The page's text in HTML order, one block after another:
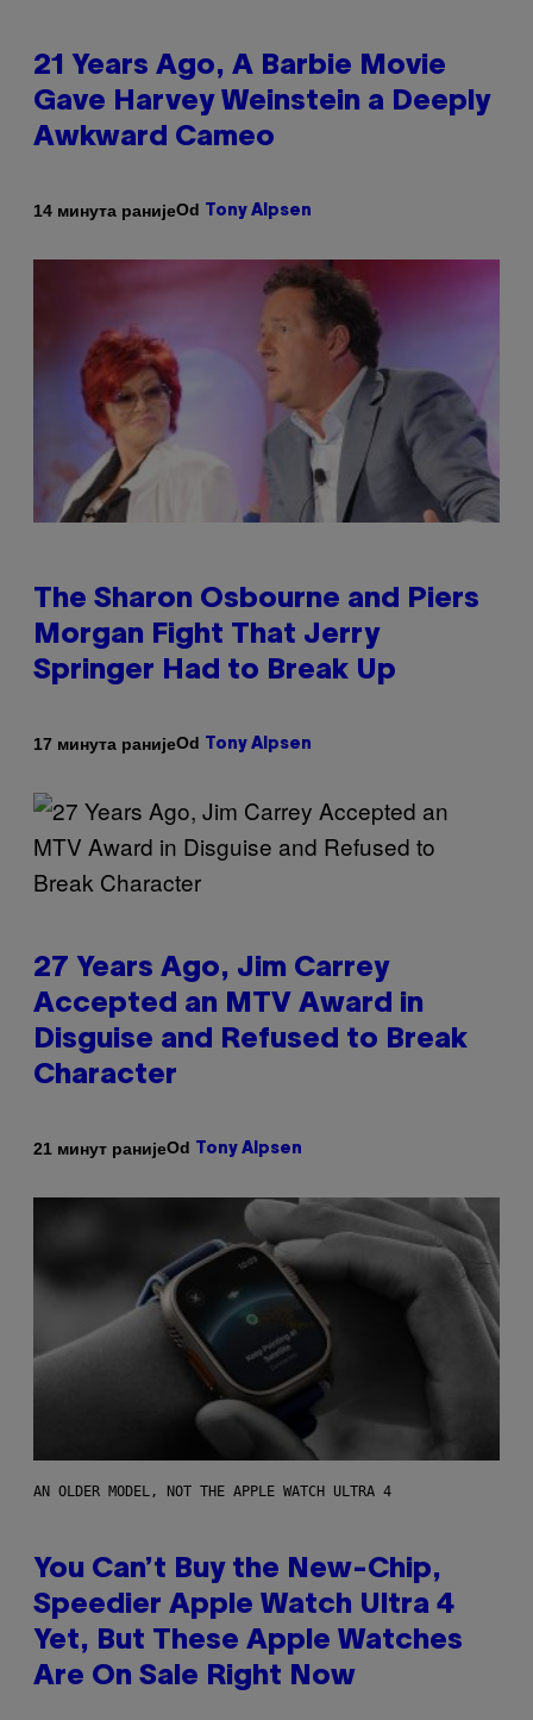
21 Years Ago, A Barbie Movie
Gave Harvey Weinstein a Deeply
Awkward Cameo
14 минута ранијеOd Tony Alpsen
The Sharon Osbourne and Piers
Morgan Fight That Jerry
Springer Had to Break Up
17 минута ранијеOd Tony Alpsen
27 Years Ago, Jim Carrey
Accepted an MTV Award in
Disguise and Refused to Break
Character
21 минут ранијеOd Tony Alpsen
AN OLDER MODEL, NOT THE APPLE WATCH ULTRA 4
You Can’t Buy the New-Chip,
Speedier Apple Watch Ultra 4
Yet, But These Apple Watches
Are On Sale Right Now